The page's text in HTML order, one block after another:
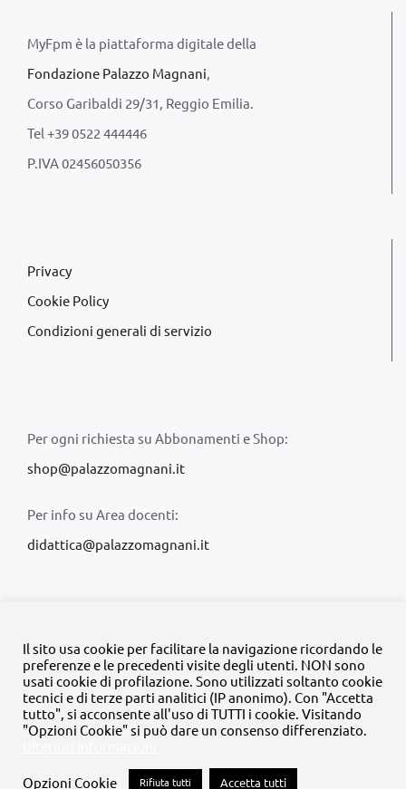
MyFpm è la piattaforma digitale della
Fondazione Palazzo Magnani
Corso Garibaldi 29/31, Reggio Emilia.
Tel +39 0522 444446
P.IVA 02456050356
Privacy
Cookie Policy
Condizioni generali di servizio
Per ogni richiesta su Abbonamenti e Shop:
shop@palazzomagnani.it
Per info su Area docenti:
didattica@palazzomagnani.it
© Copyright 2020 -2026 | Tutti i diritti riservati | MyFpm è un
progetto dellaFondazione Palazzo Magnani
FacebookInstagram
TwitterLinkedInYouTube
Il sito usa cookie per facilitare la navigazione ricordando le
preferenze e le precedenti visite degli utenti. NON sono
usati cookie di profilazione. Sono utilizzati soltanto cookie
tecnici e di terze parti analitici (IP anonimo). Con "Accetta
tutto", si acconsente all'uso di TUTTI i cookie. Visitando
"Opzioni Cookie" si può dare un consenso differenziato.
Opzioni Cookie Rifiuta tutti Accetta tutti